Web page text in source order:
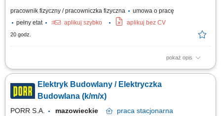
pracownik fizyczny / pracowniczka fizyczna
umowa o pracę
pełny etat
aplikuj szybko aplikuj bez CV
20 godz.
pokaż opis
Opis stanowiska: Zakładanie, serwisowanie i nadzór nad sieciami
wentylacji oraz parku maszynowego). Bieżąca eksploatacja oraz
usuwanie usterek agregatów prądotwórczych, pomp odwadniających i
Elektryk Budowlany / Elektryczka
Budowlana (k/m/x)
PORR S.A. mazowieckie praca stacjonarna